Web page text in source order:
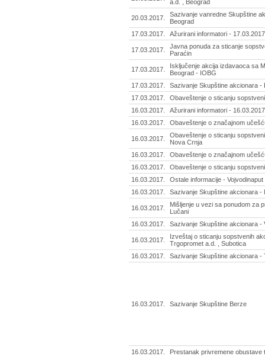
a.d. , Beograd
20.03.2017.
Sazivanje vanredne Skupštine
Beograd
17.03.2017.
Ažurirani informatori - 17.03.2017
17.03.2017.
Javna ponuda za sticanje
Paraćin
17.03.2017.
Isključenje akcija izdavaoca sa
Beograd - IOBG
17.03.2017.
Sazivanje Skupštine akcionara -
17.03.2017.
Obaveštenje o sticanju
16.03.2017.
Ažurirani informatori - 16.03.2017
16.03.2017.
Obaveštenje o značajnom
16.03.2017.
Obaveštenje o sticanju
Nova Crnja
16.03.2017.
Obaveštenje o značajnom
16.03.2017.
Obaveštenje o sticanju
16.03.2017.
Ostale informacije -
16.03.2017.
Sazivanje Skupštine akcionara -
16.03.2017.
Mišljenje u vezi sa ponudom za
Lučani
16.03.2017.
Sazivanje Skupštine akcionara -
16.03.2017.
Izveštaj o sticanju sopstvenih
Trgopromet a.d. , Subotica
16.03.2017.
Sazivanje Skupštine akcionara -
16.03.2017. Sazivanje Skupštine Berze
16.03.2017.
Prestanak privremene obustave